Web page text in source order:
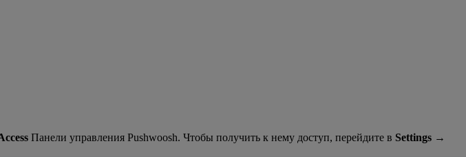
Панели управления Pushwoosh. Чтобы получить к нему доступ, перейдите в Settings →